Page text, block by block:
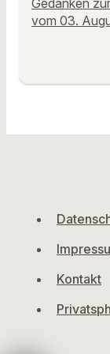
vom 03.
Kontakt